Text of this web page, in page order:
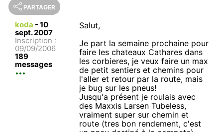
PARTAGER
koda - 10
sept. 2007
Inscription :
09/09/2006
189
messages
Salut,
Je part la semaine prochaine pour
faire les chateaux Cathares dans
les corbieres, je veux faire un max
de petit sentiers et chemins pour
l'aller et retour par la route, mais
je bug sur les pneus!
Jusqu'a présent je roulais avec
des Maxxis Larsen Tubeless,
vraiment super sur chemin et
route (tres bon rendement, c'est